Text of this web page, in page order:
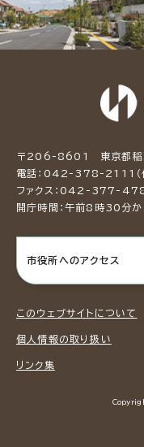
〒206-8601 東京都稲
電話：042-378-2111（
ファクス：042-377-
開庁時間：午前8時30分
市役所へのアクセス
このウェブサイトについて
個人情報の取り扱い
リンク集